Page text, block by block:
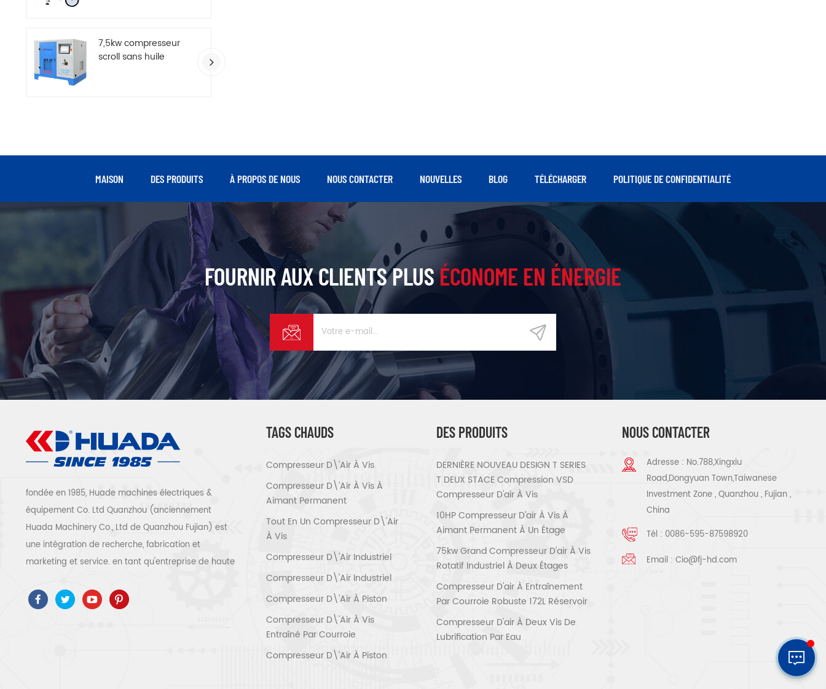
7,5kw compresseur
scroll sans huile
MAISON DES PRODUITS À PROPOS DE NOUS NOUS CONTACTER NOUVELLES BLOG TÉLÉCHARGER POLITIQUE DE CONFIDENTIALITÉ
FOURNIR AUX CLIENTS PLUSÉCONOME EN ÉNERGIE
fondée en 1985, Huade machines électriques &
équipement Co. Ltd Quanzhou (anciennement
Huada Machinery Co., Ltd de Quanzhou Fujian) est
une intégration de recherche, fabrication et
marketing et service. en tant qu'entreprise de haute
ce 、 ROSH 、 ETL 、 CQC 、 certification de qualité
et de sécurité ccc, certification d'entreprise de
TAGS CHAUDS
Compresseur D\'air À Vis
Compresseur D\'air À Vis À
Aimant Permanent
Tout En Un Compresseur D\'air
À Vis
Compresseur D\'air Industriel
Compresseur D\'air Industriel
Compresseur D\'air À Piston
Compresseur D\'air À Vis
Entraîné Par Courroie
Compresseur D\'air À Piston
DES PRODUITS
DERNIÈRE NOUVEAU DESIGN T SERIES
T DEUX STACE Compression VSD
Compresseur D'air À Vis
10HP Compresseur D'air À Vis À
Aimant Permanent À Un Étage
75kw Grand Compresseur D'air À Vis
Rotatif Industriel À Deux Étages
Compresseur D'air À Entraînement
Par Courroie Robuste 172L Réservoir
Compresseur D'air À Deux Vis De
Lubrification Par Eau
NOUS CONTACTER
Adresse : No.788,Xingxiu
Road,Dongyuan Town,Taiwanese
Investment Zone , Quanzhou , Fujian ,
China
Tél : 0086-595-87598920
Email :Cio@fj-hd.com